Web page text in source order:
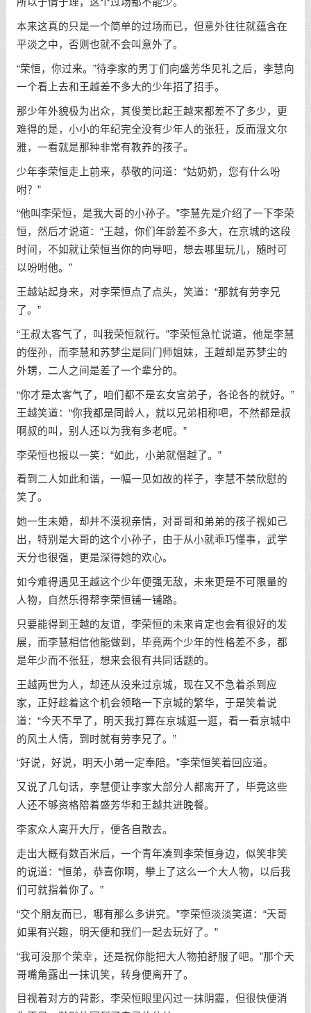
所以于情于理，这个过场都不能少。
本来这真的只是一个简单的过场而已，但意外往往就蕴含在
平淡之中，否则也就不会叫意外了。
“荣恒，你过来。”待李家的男丁们向盛芳华见礼之后，李慧向
一个看上去和王越差不多大的少年招了招手。
那少年外貌极为出众，其俊美比起王越来都差不了多少，更
难得的是，小小的年纪完全没有少年人的张狂，反而湿文尔
雅，一看就是那种非常有教养的孩子。
少年李荣恒走上前来，恭敬的问道：“姑奶奶，您有什么吩
咐？”
“他叫李荣恒，是我大哥的小孙子。”李慧先是介绍了一下李荣
恒，然后才说道：“王越，你们年龄差不多大，在京城的这段
时间，不如就让荣恒当你的向导吧，想去哪里玩儿，随时可
以吩咐他。”
王越站起身来，对李荣恒点了点头，笑道：“那就有劳李兄
了。”
“王叔太客气了，叫我荣恒就行。”李荣恒急忙说道，他是李慧
的侄孙，而李慧和苏梦尘是同门师姐妹，王越却是苏梦尘的
外甥，二人之间是差了一个辈分的。
“你才是太客气了，咱们都不是玄女宫弟子，各论各的就好。”
王越笑道：“你我都是同龄人，就以兄弟相称吧，不然都是叔
啊叔的叫，别人还以为我有多老呢。”
李荣恒也报以一笑：“如此，小弟就僭越了。”
看到二人如此和谐，一幅一见如故的样子，李慧不禁欣慰的
笑了。
她一生未婚，却并不漠视亲情，对哥哥和弟弟的孩子视如己
出，特别是大哥的这个小孙子，由于从小就乖巧懂事，武学
天分也很强，更是深得她的欢心。
如今难得遇见王越这个少年便强无敌，未来更是不可限量的
人物，自然乐得帮李荣恒铺一铺路。
只要能得到王越的友谊，李荣恒的未来肯定也会有很好的发
展，而李慧相信他能做到，毕竟两个少年的性格差不多，都
是年少而不张狂，想来会很有共同话题的。
王越两世为人，却还从没来过京城，现在又不急着杀到应
家，正好趁着这个机会领略一下京城的繁华，于是笑着说
道：“今天不早了，明天我打算在京城逛一逛，看一看京城中
的风土人情，到时就有劳李兄了。”
“好说，好说，明天小弟一定奉陪。”李荣恒笑着回应道。
又说了几句话，李慧便让李家大部分人都离开了，毕竟这些
人还不够资格陪着盛芳华和王越共进晚餐。
李家众人离开大厅，便各自散去。
走出大概有数百米后，一个青年凑到李荣恒身边，似笑非笑
的说道：“恒弟，恭喜你啊，攀上了这么一个大人物，以后我
们可就指着你了。”
“交个朋友而已，哪有那么多讲究。”李荣恒淡淡笑道：“天哥
如果有兴趣，明天便和我们一起去玩好了。”
“我可没那个荣幸，还是祝你能把大人物拍舒服了吧。”那个天
哥嘴角露出一抹讥笑，转身便离开了。
目视着对方的背影，李荣恒眼里闪过一抹阴霾，但很快便消